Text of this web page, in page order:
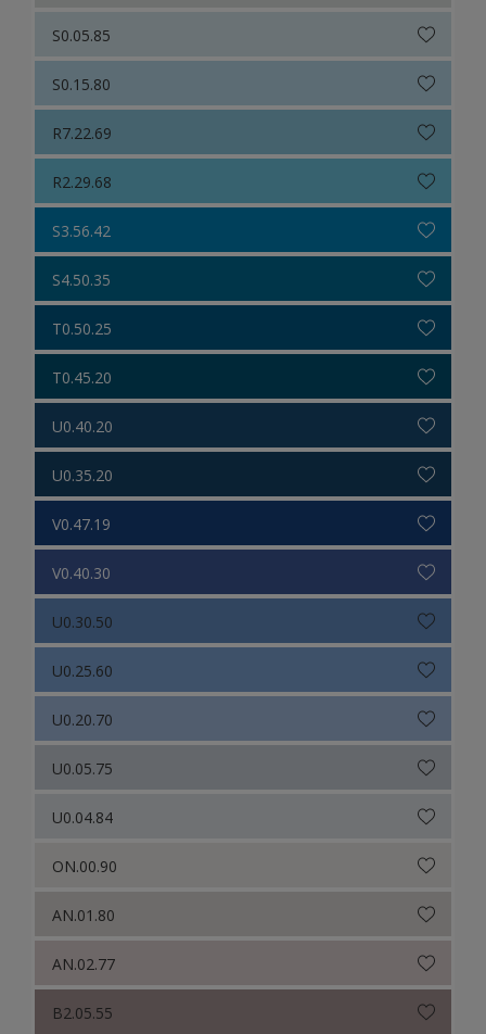
S0.05.85
S0.15.80
R7.22.69
R2.29.68
S3.56.42
S4.50.35
T0.50.25
T0.45.20
U0.40.20
U0.35.20
V0.47.19
V0.40.30
U0.30.50
U0.25.60
U0.20.70
U0.05.75
U0.04.84
ON.00.90
AN.01.80
AN.02.77
B2.05.55